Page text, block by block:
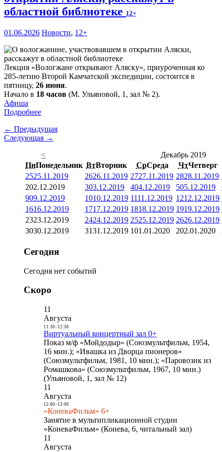
областной библиотеке 12+
01.06.2026 Новости, 12+
Лекция «Вологжане открывают Аляску», приуроченная ко
285-летию Второй Камчатской экспедиции, состоится в
пятницу, 26 июня.
Начало в 18 часов (М. Ульяновой, 1, зал № 2).
Афиша
Подробнее
← Предыдущая
Следующая →
<
Декабрь 2019
ПнПонедельник ВтВторник СрСреда ЧтЧетверг
2525.11.2019 2626.11.2019 2727.11.2019 2828.11.2019
202.12.2019 303.12.2019 404.12.2019 505.12.2019
909.12.2019 1010.12.2019 1111.12.2019 1212.12.2019
1616.12.2019 1717.12.2019 1818.12.2019 1919.12.2019
2323.12.2019 2424.12.2019 2525.12.2019 2626.12.2019
3030.12.2019 3131.12.2019 101.01.2020 202.01.2020
Сегодня
Сегодня нет событий
Скоро
11
Августа
11:30- 12:30
Виртуальный концертный зал 0+
Показ м/ф «Мойдодыр» (Союзмультфильм, 1954,
16 мин.); «Ивашка из Дворца пионеров»
(Союзмультфильм, 1981, 10 мин.); «Паровозик из
Ромашкова» (Союзмультфильм, 1967, 10 мин.)
(Ульяновой, 1, зал № 12)
11
Августа
12:00- 13:00
«КоневаФильм» 6+
Занятие в мультипликационной студии
«КоневаФильм» (Конева, 6, читальный зал)
11
Августа